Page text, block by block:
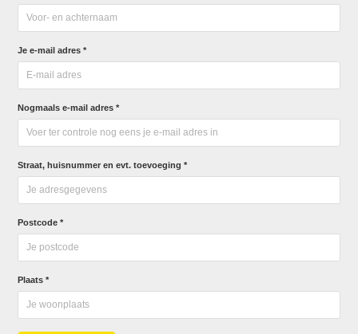
Je e-mail adres *
Nogmaals e-mail adres *
Straat, huisnummer en evt. toevoeging *
Postcode *
Plaats *